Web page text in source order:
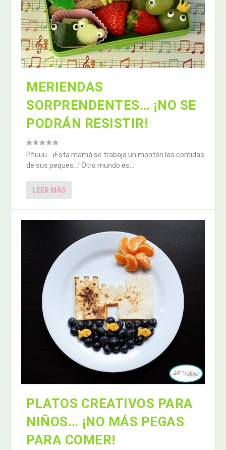
MERIENDAS
SORPRENDENTES… ¡NO SE
PODRÁN RESISTIR!
Pfiuuu… ¡Esta mamá se trabaja un montón las comidas
de sus peques…! Otro mundo es...
LEER MÁS
PLATOS CREATIVOS PARA
NIÑOS… ¡NO MÁS PEGAS
PARA COMER!